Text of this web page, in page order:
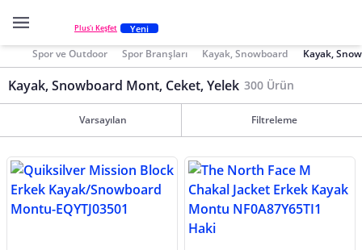
Plus'ı Keşfet Yeni
Spor ve Outdoor Spor Branşları Kayak, Snowboard Kayak,
Kayak, Snowboard Mont, Ceket, Yelek 300 Ürün
Varsayılan Filtreleme